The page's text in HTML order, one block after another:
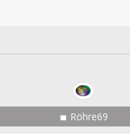
Röhre69